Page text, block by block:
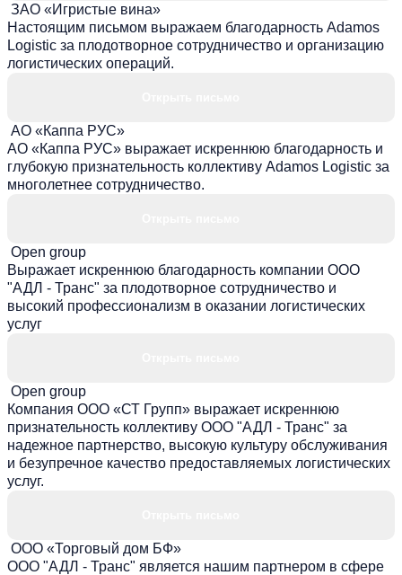
ЗАО «Игристые вина»
Настоящим письмом выражаем благодарность Adamos
Logistic за плодотворное сотрудничество и организацию
логистических операций.
АО «Каппа РУС»
АО «Каппа РУС» выражает искреннюю благодарность и
глубокую признательность коллективу Adamos Logistic за
многолетнее сотрудничество.
Open group
Выражает искреннюю благодарность компании ООО
"АДЛ - Транс" за плодотворное сотрудничество и
высокий профессионализм в оказании логистических
услуг
Open group
Компания ООО «СТ Групп» выражает искреннюю
признательность коллективу ООО "АДЛ - Транс" за
надежное партнерство, высокую культуру обслуживания
и безупречное качество предоставляемых логистических
услуг.
ООО «Торговый дом БФ»
ООО "АДЛ - Транс" является нашим партнером в сфере